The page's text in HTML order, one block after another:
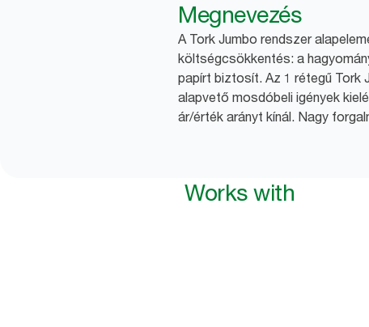
Megnevezés
A Tork Jumbo rendszer
költségcsökkentés: a
papírt biztosít. Az 1 rétegű Tork
alapvető mosdóbeli igények
ár/érték arányt kínál. Nagy
Works with